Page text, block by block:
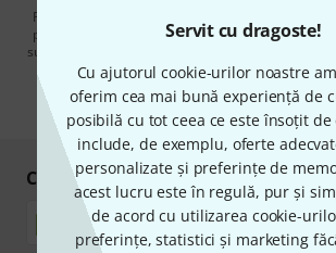
Servit cu dragoste!
Cu ajutorul cookie-urilor noastre
oferim cea mai bună experiență de
posibilă cu tot ceea ce este însoțit de
include, de exemplu, oferte
personalizate și preferințe de
acest lucru este în regulă, pur și
de acord cu utilizarea cookie-
preferințe, statistici și marketing
Făcând clic pe „Înscrie-te acum”, sunteți de
prin e-mail. Vă puteți dezabona în orice moment.
suplimentare despre buletinul informativ în
protecția datelor.
* Necesar
Cumpărați și plătiți în siguranță